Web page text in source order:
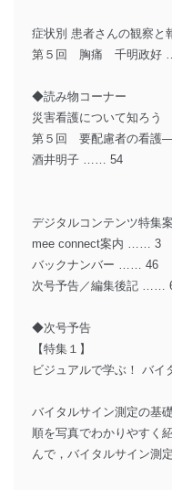
症状別 患者さんの観察と
第５回 胸痛 千明政好
◆読み物コーナー
災害看護について知ろう
第５回 要配慮者の看
酒井明子 …… 54
デジタルコンテンツ特
mee connect案内 …… 3
バックナンバー …… 46
次号予告／編集後記 ……
◆次号予告
【特集１】
ビジュアルで学ぶ！ バイ
バイタルサイン測定の基
順を写真でわかりやすく
んで，バイタルサイン測